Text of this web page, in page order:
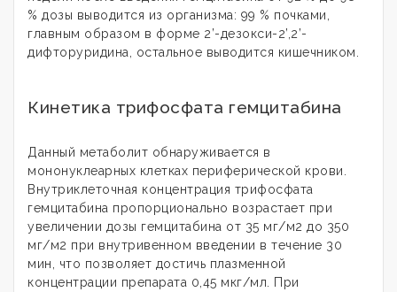
% дозы выводится из организма: 99 % почками,
главным образом в форме 2’-дезокси-2’,2’-
дифторуридина, остальное выводится кишечником.
Кинетика трифосфата гемцитабина
Данный метаболит обнаруживается в
мононуклеарных клетках периферической крови.
Внутриклеточная концентрация трифосфата
гемцитабина пропорционально возрастает при
увеличении дозы гемцитабина от 35 мг/м2 до 350
мг/м2 при внутривенном введении в течение 30
мин, что позволяет достичь плазменной
концентрации препарата 0,45 мкг/мл. При